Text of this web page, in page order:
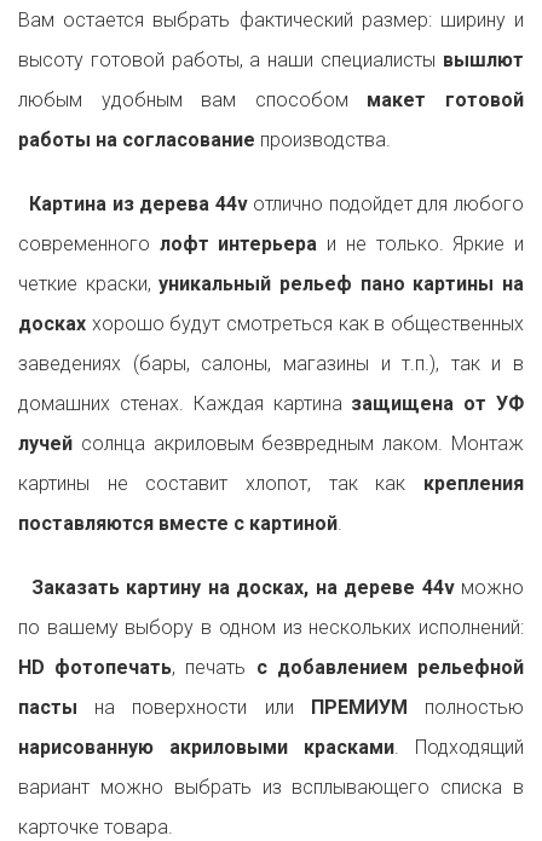
Вам остается выбрать фактический размер: ширину и
высоту готовой работы, а наши специалисты вышлют
любым удобным вам способом макет готовой
работы на согласование производства.
Картина из дерева 44vотлично подойдет для любого
современного лофт интерьера и не только. Яркие и
четкие краски,уникальный рельеф пано картины на
досках хорошо будут смотреться как в общественных
заведениях (бары, салоны, магазины и т.п.), так и в
домашних стенах. Каждая картина защищена от УФ
лучей солнца акриловым безвредным лаком. Монтаж
картины не составит хлопот, так как крепления
поставляются вместе с картиной.
Заказать картину на досках, на дереве 44vможно
по вашему выбору в одном из нескольких исполнений:
HD фотопечать, печать с добавлением рельефной
пасты на поверхности или ПРЕМИУМ
полностью
нарисованную акриловыми красками. Подходящий
вариант можно выбрать из всплывающего списка в
карточке товара.